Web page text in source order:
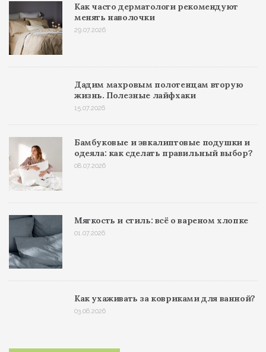
Как часто дерматологи рекомендуют
менять наволочки
29.07.2026
Дадим махровым полотенцам вторую
жизнь. Полезные лайфхаки
15.07.2026
Бамбуковые и эвкалиптовые подушки и
одеяла: как сделать правильный выбор?
08.07.2026
Мягкость и стиль: всё о вареном хлопке
01.07.2026
Как ухаживать за ковриками для ванной?
03.06.2026